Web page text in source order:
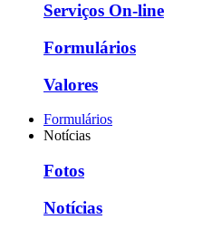
Serviços On-line
Formulários
Valores
Formulários
Notícias
Fotos
Notícias